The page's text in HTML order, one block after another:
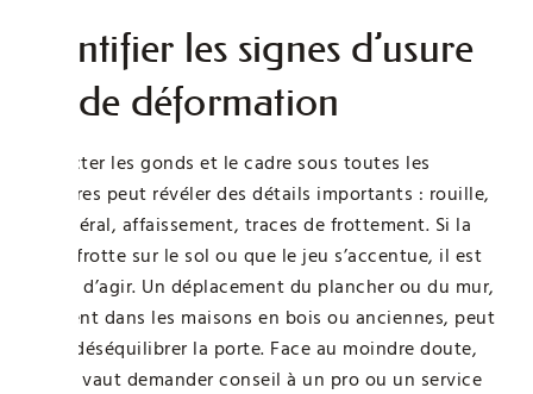
Identifier les signes d’usure
ou de déformation
Inspecter les gonds et le cadre sous toutes les
coutures peut révéler des détails importants : rouille,
jeu latéral, affaissement, traces de frottement. Si la
porte frotte sur le sol ou que le jeu s’accentue, il est
temps d’agir. Un déplacement du plancher ou du mur,
fréquent dans les maisons en bois ou anciennes, peut
aussi déséquilibrer la porte. Face au moindre doute,
mieux vaut demander conseil à un pro ou un service